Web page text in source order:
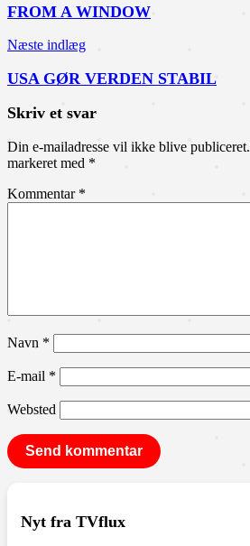
FROM A WINDOW
Næste indlæg
USA GØR VERDEN STABIL
Skriv et svar
Din e-mailadresse vil ikke blive publiceret.
markeret med *
Kommentar *
Navn *
E-mail *
Websted
Nyt fra TVflux